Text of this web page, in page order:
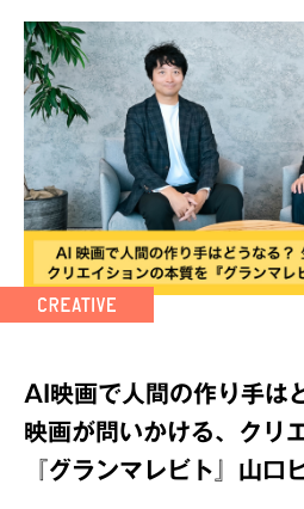
AI映画で人間の作り手は
映画が問いかける、クリ
『グランマレビト』山口